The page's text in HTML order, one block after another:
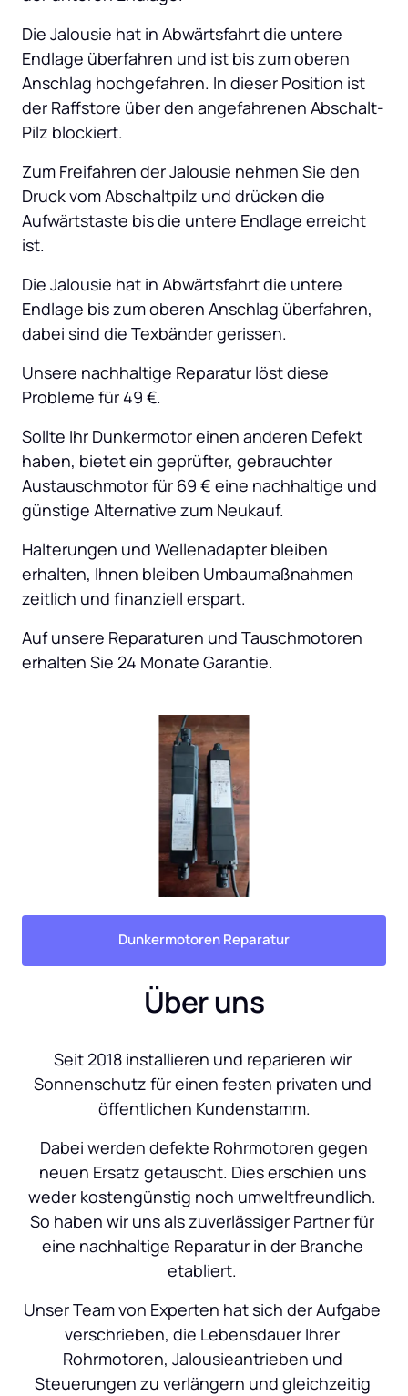
Die Jalousie hat in Abwärtsfahrt die untere
Endlage überfahren und ist bis zum oberen
Anschlag hochgefahren. In dieser Position ist
der Raffstore über den angefahrenen Abschalt-
Pilz blockiert.
Zum Freifahren der Jalousie nehmen Sie den
Druck vom Abschaltpilz und drücken die
Aufwärtstaste bis die untere Endlage erreicht
ist.
Die Jalousie hat in Abwärtsfahrt die untere
Endlage bis zum oberen Anschlag überfahren,
dabei sind die Texbänder gerissen.
Unsere nachhaltige Reparatur löst diese
Probleme für 49 €.
Sollte Ihr Dunkermotor einen anderen Defekt
haben, bietet ein geprüfter, gebrauchter
Austauschmotor für 69 € eine nachhaltige und
günstige Alternative zum Neukauf.
Halterungen und Wellenadapter bleiben
erhalten, Ihnen bleiben Umbaumaßnahmen
zeitlich und finanziell erspart.
Auf unsere Reparaturen und Tauschmotoren
erhalten Sie 24 Monate Garantie.
Dunkermotoren Reparatur
Über uns
Seit 2018 installieren und reparieren wir
Sonnenschutz für einen festen privaten und
öffentlichen Kundenstamm.
neuen Ersatz getauscht. Dies erschien uns
weder kostengünstig noch umweltfreundlich.
So haben wir uns als zuverlässiger Partner für
eine nachhaltige Reparatur in der Branche
etabliert.
Unser Team von Experten hat sich der Aufgabe
verschrieben, die Lebensdauer Ihrer
Rohrmotoren, Jalousieantrieben und
Steuerungen zu verlängern und gleichzeitig